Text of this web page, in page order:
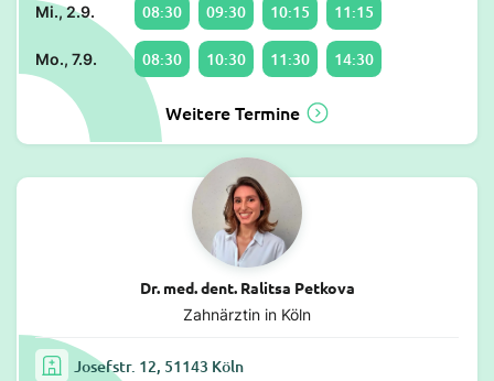
Mi., 2.9. 08:30 09:30 10:15 11:15
Mo., 7.9. 08:30 10:30 11:30 14:30
Weitere Termine
Dr. med. dent. Ralitsa Petkova
Zahnärztin in Köln
Josefstr. 12, 51143 Köln